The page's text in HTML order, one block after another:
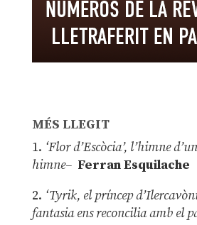
MÉS LLEGIT
1. ‘Flor d’Escòcia’, l’himne
himne– Ferran Esquilache
2. ‘Tyrik, el príncep
fantasia ens reconcilia amb el